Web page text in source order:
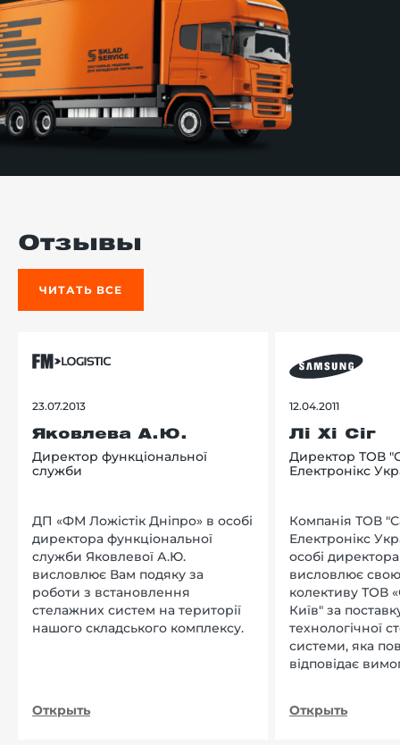
Отзывы
ЧИТАТЬ ВСЕ
23.07.2013
Яковлева А.Ю.
Директор функціональної
служби
ДП «ФМ Ложістік Дніпро» в особі
директора функціональної
служби Яковлевої А.Ю.
висловлює Вам подяку за
роботи з встановлення
стелажних систем на території
нашого складського комплексу.
Открыть
12.04.2011
Лі Хі Сіг
Директор ТОВ
Електронікс
Компанія ТОВ
Електронікс
особі
висловлює
колективу ТОВ
Київ" за
технологічної
системи, яка
відповідає
Открыть